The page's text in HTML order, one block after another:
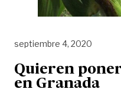
septiembre 4, 2020
Quieren poner
en Granada